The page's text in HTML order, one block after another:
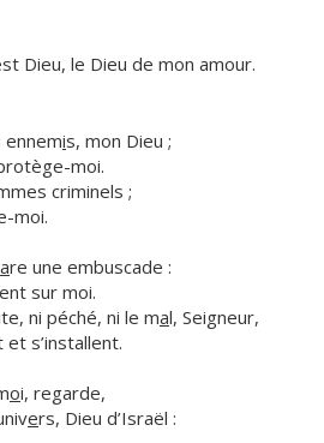
Dieu, le Dieu de mon amour.
is, mon Dieu ;
moi.
criminels ;
moi.
are une embuscade :
sur moi.
ni péché, ni le mal, Seigneur,
et s’installent.
oi, regarde,
ers, Dieu d’Israël :